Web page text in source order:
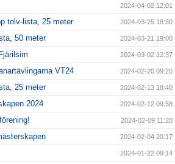
2024-04-02 12:01
tolv-lista, 25 meter 2024-03-25 18:30
50 meter 2024-03-21 19:00
2024-03-02 12:37
VT24 2024-02-20 09:20
25 meter 2024-02-13 18:40
2024 2024-02-12 09:58
2024-02-09 11:28
2024-02-04 20:17
2024-01-22 09:14